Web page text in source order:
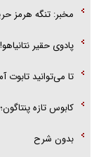
مخبر: تنگه هرمز
پادوی حقیر نتانیاهو!
تا می‌توانید تابوت
کابوس تازه
بدون شرح